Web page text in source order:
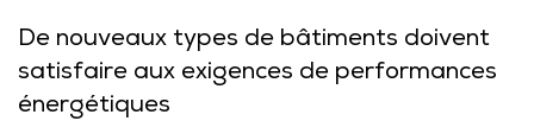
De nouveaux types de bâtiments doivent
satisfaire aux exigences de performances
énergétiques